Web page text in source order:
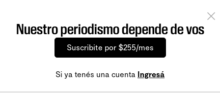
Nuestro periodismo depende de vos
Suscribite por $255/mes
Si ya tenés una cuenta Ingresá